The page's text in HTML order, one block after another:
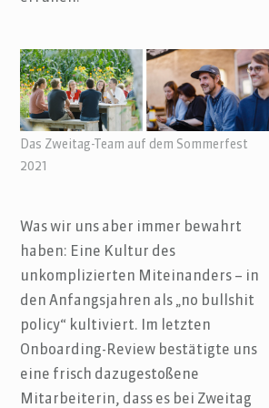
Das Zweitag-Team auf dem Sommerfest
2021
Was wir uns aber immer bewahrt
haben: Eine Kultur des
unkomplizierten Miteinanders – in
den Anfangsjahren als „no bullshit
policy“ kultiviert. Im letzten
Onboarding-Review bestätigte uns
eine frisch dazugestoßene
Mitarbeiterin, dass es bei Zweitag